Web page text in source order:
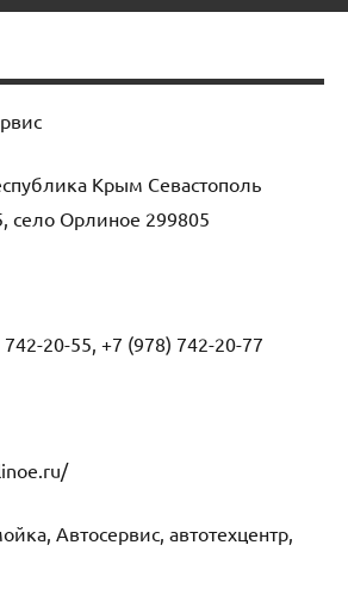
Крым Севастополь
село Орлиное 299805
20-55, +7 (978) 742-20-77
Автосервис, автотехцентр,